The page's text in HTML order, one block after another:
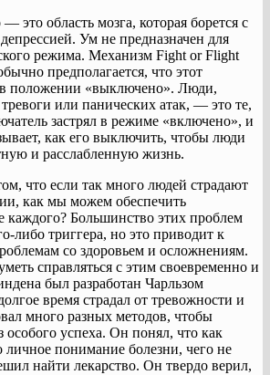
это область мозга, которая борется с
Ум не предназначен для
режима. Механизм Fight or Flight
предполагается, что этот
в положении «выключено». Люди,
или панических атак, — это те,
застрял в режиме «включено», и
как его выключить, чтобы люди
и расслабленную жизнь.
что если так много людей страдают
как мы можем обеспечить
каждого? Большинство этих проблем
либо триггера, но это приводит к
со здоровьем и осложнениям.
справляться с этим своевременно и
был разработан Чарльзом
время страдал от тревожности и
много разных методов, чтобы
особого успеха. Он понял, что как
личное понимание болезни, чего не
найти лекарство. Он твердо верил,